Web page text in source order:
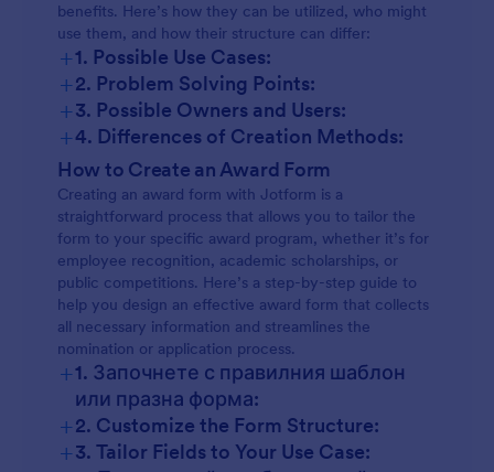
benefits. Here’s how they can be utilized, who might
use them, and how their structure can differ:
+1. Possible Use Cases:
+2. Problem Solving Points:
+3. Possible Owners and Users:
+4. Differences of Creation Methods:
How to Create an Award Form
Creating an award form with Jotform is a
straightforward process that allows you to tailor the
form to your specific award program, whether it’s for
employee recognition, academic scholarships, or
public competitions. Here’s a step-by-step guide to
help you design an effective award form that collects
all necessary information and streamlines the
nomination or application process.
+1. Започнете с правилния шаблон
или празна форма:
+2. Customize the Form Structure:
+3. Tailor Fields to Your Use Case: